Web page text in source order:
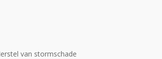
van stormschade